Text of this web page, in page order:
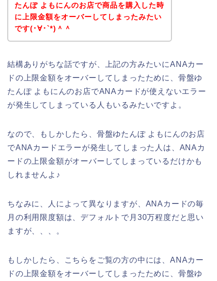
たんぽ よもにんのお店で商品を購入した時
に上限金額をオーバーしてしまったみたい
です(･∀･`*)＾＾
結構ありがちな話ですが、上記の方みたいにANAカー
ドの上限金額をオーバーしてしまったために、骨盤ゆ
たんぽ よもにんのお店でANAカードが使えないエラー
が発生してしまっている人もいるみたいですよ。
なので、もしかしたら、骨盤ゆたんぽ よもにんのお店
でANAカードエラーが発生してしまった人は、ANAカ
ードの上限金額がオーバーしてしまっているだけかも
しれませんよ♪
ちなみに、人によって異なりますが、ANAカードの毎
月の利用限度額は、デフォルトで月30万程度だと思い
ますが、、、。
もしかしたら、こちらをご覧の方の中には、ANAカー
ドの上限金額をオーバーしてしまったために、骨盤ゆ